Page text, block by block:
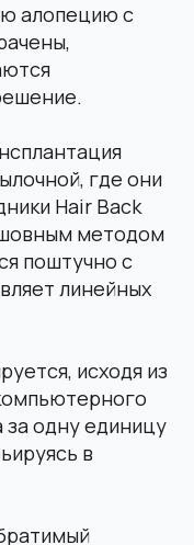
алопецию с
где они
Hair Back
методом
поштучно с
линейных
исходя из
за одну единицу
в